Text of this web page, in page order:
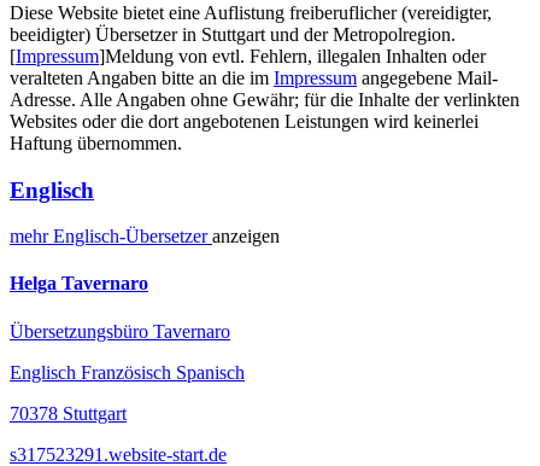
Diese Website bietet eine Auflistung freiberuflicher (vereidigter,
beeidigter) Übersetzer in Stuttgart und der Metropolregion.
[Impressum]Meldung von evtl. Fehlern, illegalen Inhalten oder
veralteten Angaben bitte an die im Impressum angegebene Mail-
Adresse. Alle Angaben ohne Gewähr; für die Inhalte der verlinkten
Websites oder die dort angebotenen Leistungen wird keinerlei
Haftung übernommen.
Englisch
mehrEnglisch-Übersetzeranzeigen
Helga Tavernaro
Übersetzungsbüro Tavernaro
Englisch Französisch Spanisch
70378 Stuttgart
s317523291.website-start.de